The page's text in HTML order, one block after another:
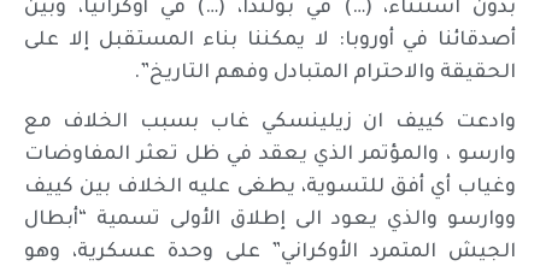
بدون استثناء، (…) في بولندا، (…) في أوكرانيا، وبين
أصدقائنا في أوروبا: لا يمكننا بناء المستقبل إلا على
الحقيقة والاحترام المتبادل وفهم التاريخ”.
وادعت كييف ان زيلينسكي غاب بسبب الخلاف مع
وارسو ، والمؤتمر الذي يعقد في ظل تعثر المفاوضات
وغياب أي أفق للتسوية، يطغى عليه الخلاف بين كييف
ووارسو والذي يعود الى إطلاق الأولى تسمية “أبطال
الجيش المتمرد الأوكراني” على وحدة عسكرية، وهو